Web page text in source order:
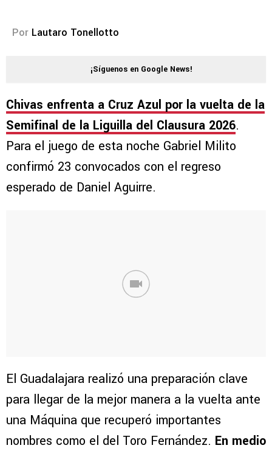
Por Lautaro Tonellotto
¡Síguenos en Google News!
Chivas enfrenta a Cruz Azul por la vuelta de la
Semifinal de la Liguilla del Clausura 2026.
Para el juego de esta noche Gabriel Milito
confirmó 23 convocados con el regreso
esperado de Daniel Aguirre.
El Guadalajara realizó una preparación clave
para llegar de la mejor manera a la vuelta ante
una Máquina que recuperó importantes
nombres como el del Toro Fernández. En medio